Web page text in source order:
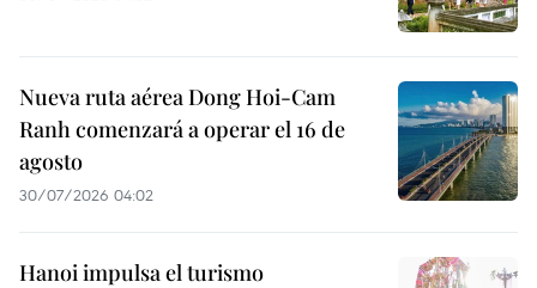
Nueva ruta aérea Dong Hoi-Cam
Ranh comenzará a operar el 16 de
agosto
30/07/2026 04:02
Hanoi impulsa el turismo